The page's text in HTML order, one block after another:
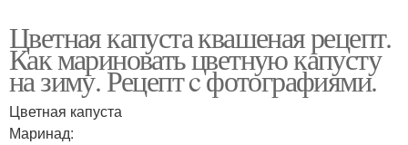
Цветная капуста квашеная рецепт.
Как мариновать цветную капусту
на зиму. Рецепт c фотографиями.
Цветная капуста
Маринад: